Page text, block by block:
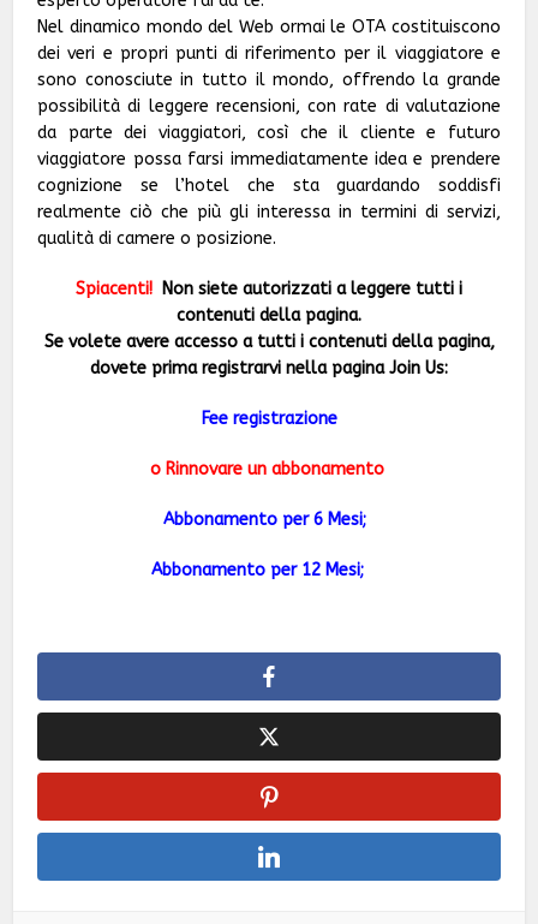
Nel dinamico mondo del Web ormai le OTA costituiscono
dei veri e propri punti di riferimento per il viaggiatore e
sono conosciute in tutto il mondo, offrendo la grande
possibilità di leggere recensioni, con rate di valutazione
da parte dei viaggiatori, così che il cliente e futuro
viaggiatore possa farsi immediatamente idea e prendere
cognizione se l’hotel che sta guardando soddisfi
realmente ciò che più gli interessa in termini di servizi,
qualità di camere o posizione.
Spiacenti! Non siete autorizzati a leggere tutti i
contenuti della pagina.
Se volete avere accesso a tutti i contenuti della pagina,
dovete prima registrarvi nella pagina Join Us:
Fee registrazione
o Rinnovare un abbonamento
Abbonamento per 6 Mesi;
Abbonamento per 12 Mesi;